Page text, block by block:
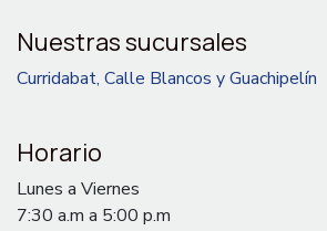
Nuestras sucursales
Curridabat, Calle Blancos y Guachipelín
Horario
Lunes a Viernes
7:30 a.m a 5:00 p.m